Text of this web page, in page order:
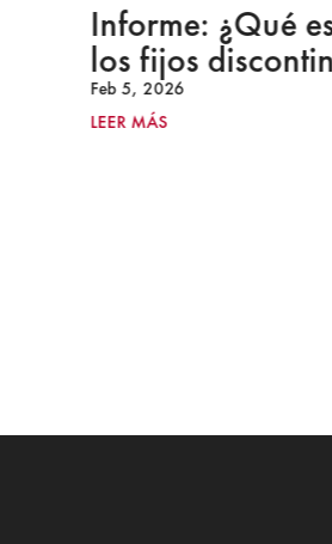
Informe: ¿Qué
los fijos
Feb 5, 2026
LEER MÁS